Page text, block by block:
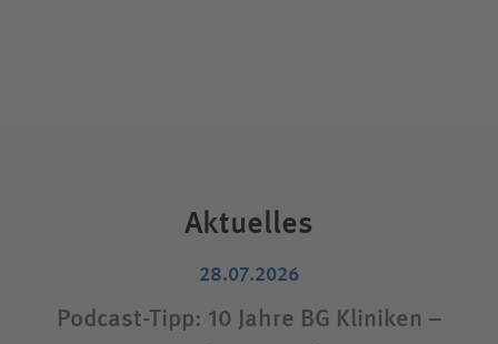
Aktuelles
28.07.2026
Podcast-Tipp: 10 Jahre BG Kliniken –